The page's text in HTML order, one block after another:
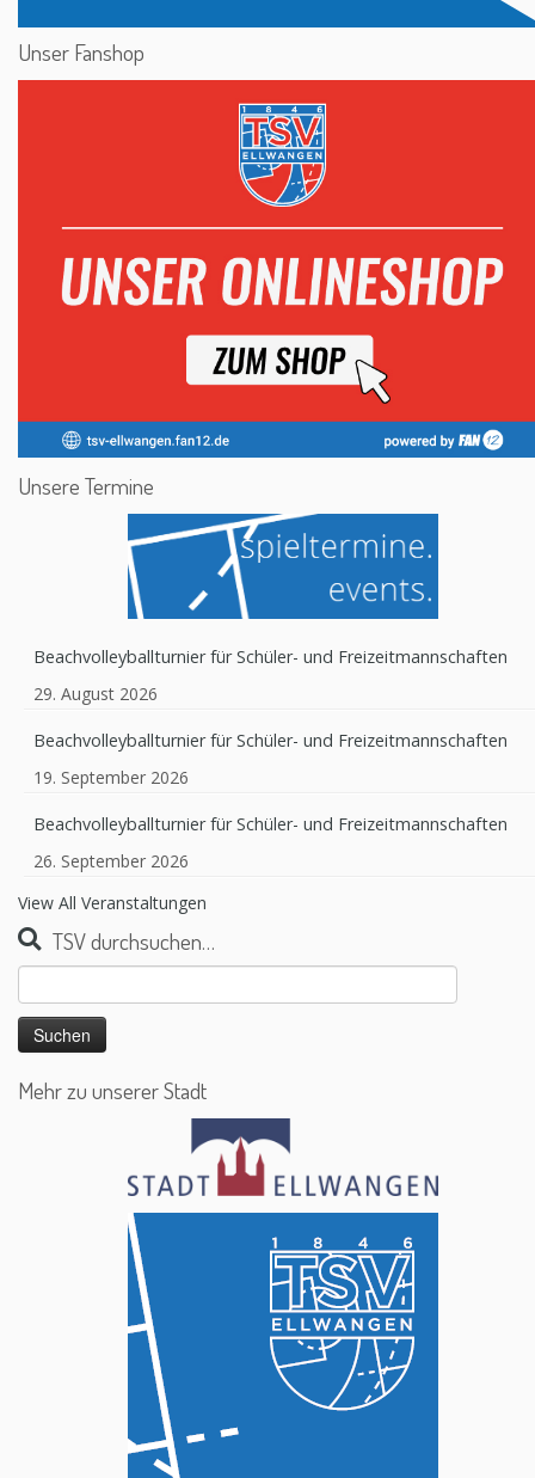
Unser Fanshop
Unsere Termine
Beachvolleyballturnier für Schüler- und Freizeitmannschaften
29. August 2026
Beachvolleyballturnier für Schüler- und Freizeitmannschaften
19. September 2026
Beachvolleyballturnier für Schüler- und Freizeitmannschaften
26. September 2026
View All Veranstaltungen
TSV durchsuchen…
Suchen
nach:
Mehr zu unserer Stadt